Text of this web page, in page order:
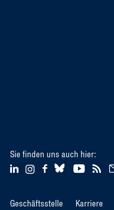
Sie finden uns auch hier:
Geschäftsstelle Karriere